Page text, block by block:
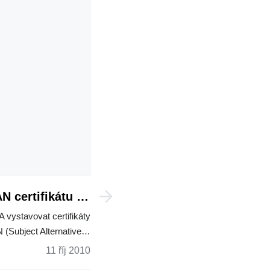
certifikátu na
Windows CA
vystavovat certifikáty
(Subject Alternative…
11 říj 2010